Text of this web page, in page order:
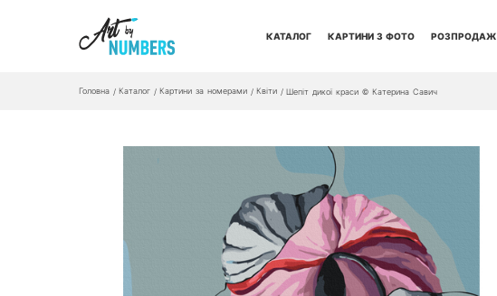
КАТАЛОГ КАРТИНИ З ФОТО РОЗПРОДАЖ
Головна / Каталог / Картини за номерами / Квіти / Шепіт дикої краси © Катерина Савич